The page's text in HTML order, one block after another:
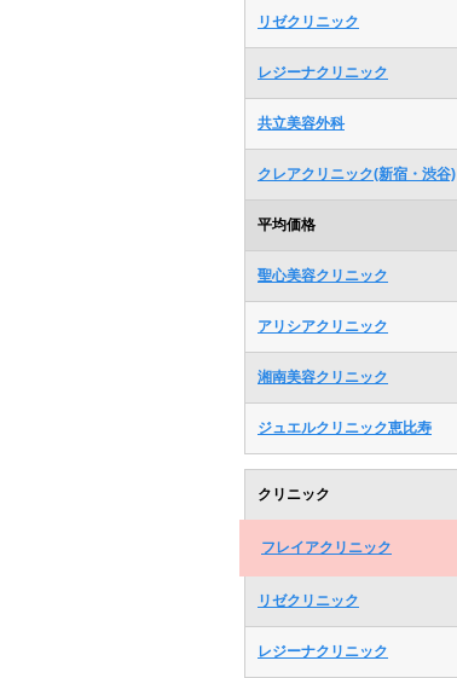
リゼクリニック
レジーナクリニック
共立美容外科
クレアクリニック(新宿・渋谷)
平均価格
聖心美容クリニック
アリシアクリニック
湘南美容クリニック
ジュエルクリニック恵比寿
クリニック
フレイアクリニック
リゼクリニック
レジーナクリニック